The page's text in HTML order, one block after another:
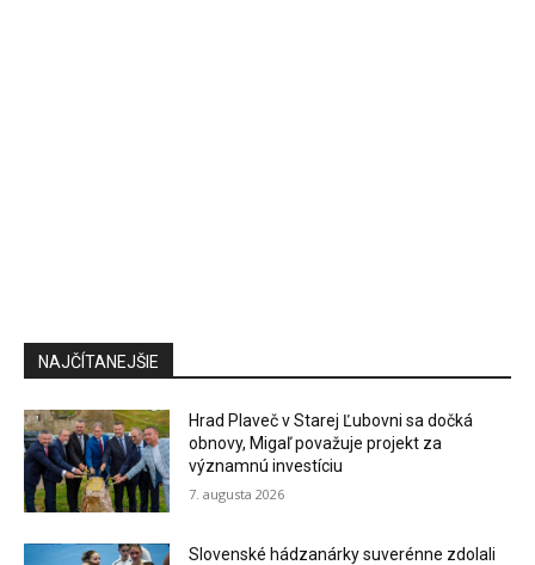
NAJČÍTANEJŠIE
Hrad Plaveč v Starej Ľubovni sa dočká
obnovy, Migaľ považuje projekt za
významnú investíciu
7. augusta 2026
Slovenské hádzanárky suverénne zdolali